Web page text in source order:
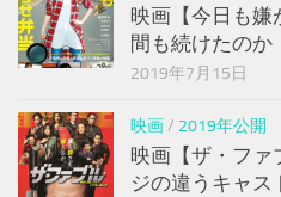
映画【今日も嫌
間も続けたのか
2019年7月15日
映画/ 2019年公開
映画【ザ・ファ
ジの違うキャス